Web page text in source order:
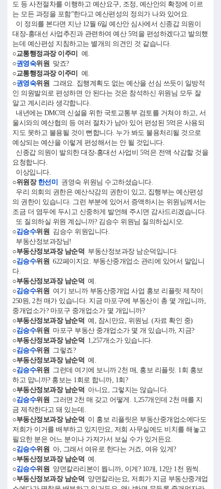
도 등 사전절차를 이행하고 예산요구, 조정, 예산안의 확정에 이르
는 모든 과정을 포함”한다고 예산편성의 정의가 나와 있어요.
이 정의를 본다면 지난 12월 6일 예산안 심사에서 신종갑 의원이
대장-홍대선 사업추진과 관련하여 예산 5억을 편성하겠다고 발의했
는데 예산편성 지침하고는 별개의 의견인 것 같습니다.
○교통행정과장 이주미
예.
○권영숙위원 맞죠?
○교통행정과장 이주미
예.
○권영숙위원 그래요. 집행계획도 없는 예산을 선심 쓰듯이 일방적
인 의원발의로 편성하면 안 된다는 것은 참석하신 위원님 모두 잘
알고 계시리라 생각합니다.
내년에는 DMC역 신설을 위한 국토교통부 검토를 거쳐야 하고, 서
울시와의 예산협의 등 여러 절차가 남아 있어 편성된 5억은 사용되
지도 못하고 불용될 것이 뻔합니다. 누가 봐도 불용처리될 것으로
예상되는 예산을 이렇게 편성해서는 안 될 것입니다.
신종갑 의원이 발의한 대장-홍대선 사업비 5억은 전액 삭감할 것을
요청합니다.
이상입니다.
○위원장 한선미
권영숙 위원님 수고하셨습니다.
우리 의회의 권한은 예산삭감의 권한이 있고, 집행부는 예산편성
의 권한이 있습니다. 그런 부분에 있어서 증액하시는 위원님께서는
조금 더 염두에 두시고 신중하게 발언해 주시면 감사드리겠습니다.
또 질의하실 위원 계십니까? 김승수 위원님 질의하십시오.
○김승수위원 김승수 위원입니다.
부동산정보과장님!
○부동산정보과장 남순덕 부동산정보과장 남순덕입니다.
○김승수위원 622페이지요. 부동산중개업소 관리에 있어서 말입니
다.
○부동산정보과장 남순덕 예.
○김승수위원 여기 보니까 부동산중개업 사업 홍보 리플릿 제작이
250원, 2천 매가 있습니다. 지금 마포구에 부동산이 총 몇 개입니까,
중개업소가? 마포구 중개업소가 몇 개입니까?
○부동산정보과장 남순덕 예, 잠시만요, 위원님. (자료 확인 중)
○김승수위원 마포구 부동산 중개업소가 몇 개 있습니까, 지금?
○부동산정보과장 남순덕 1,257개소가 있습니다.
○김승수위원 그렇죠?
○부동산정보과장 남순덕 예.
○김승수위원 그런데 여기에 보니까 2천 매, 홍보 리플릿. 1회 홍보
하고 맙니까? 홍보는 1회로 합니까, 1회?
○부동산정보과장 남순덕 아니요, 그렇지는 않습니다.
○김승수위원 그러면 2천 매 갖고 어떻게. 1,257개인데 2천 매를 지
금 제작한다고 돼 있는데.
○부동산정보과장 남순덕 이 홍보 리플릿은 부동산중개업소에다도
저희가 이거를 배부하고 있지만요, 저희 사무실에도 비치를 해놓고
필요한 분은 어느 분이나 가져가서 보실 수가 있거든요.
○김승수위원 아, 그래서 여유로 한다는 거죠, 여유 있게?
○부동산정보과장 남순덕 예.
○김승수위원 양면칼라리본이 뭡니까, 이게? 10개, 12만 1천 원씩.
○부동산정보과장 남순덕 양면칼라는요, 저희가 지금 부동산중개업